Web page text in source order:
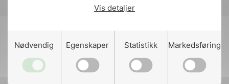
Vis detaljer
Nødvendig Egenskaper Statistikk Markedsføring